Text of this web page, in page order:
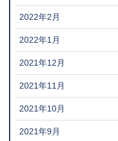
2022年2月
2022年1月
2021年12月
2021年11月
2021年10月
2021年9月